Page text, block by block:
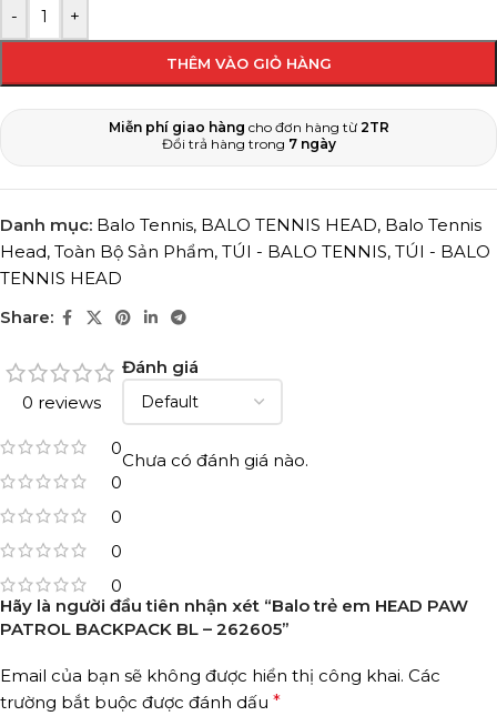
- +
THÊM VÀO GIỎ HÀNG
Miễn phí giao hàng cho đơn hàng từ 2TR
Đổi trả hàng trong 7 ngày
Danh mục: Balo Tennis, BALO TENNIS HEAD, Balo Tennis
Head, Toàn Bộ Sản Phẩm, TÚI - BALO TENNIS, TÚI - BALO
TENNIS HEAD
Share:
0 reviews
0
0
0
0
0
Đánh giá
Chưa có đánh giá nào.
Hãy là người đầu tiên nhận xét “Balo trẻ em HEAD PAW
PATROL BACKPACK BL – 262605”
Email của bạn sẽ không được hiển thị công khai. Các
trường bắt buộc được đánh dấu *